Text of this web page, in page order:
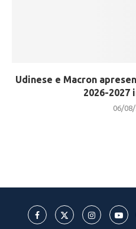
Udinese e Macron
2026-2027
06/